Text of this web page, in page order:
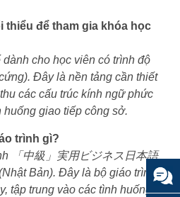
thiểu để tham gia khóa học
cho học viên có trình độ
Đây là nền tảng cần thiết
các cấu trúc kính ngữ phức
huống giao tiếp công sở.
trình gì?
「中級」実用ビジネス日本語
Bản). Đây là bộ giáo trình
tập trung vào các tình huống